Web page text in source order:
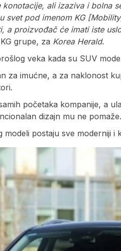
konotacije, ali izaziva i bolna
svet pod imenom KG
a proizvođač će imati iste
grupe, za Korea Herald.
veka kada su SUV
za imućne, a za naklonost
početaka kompanije, a
dizajn mu ne pomaže.
postaju sve moderniji i